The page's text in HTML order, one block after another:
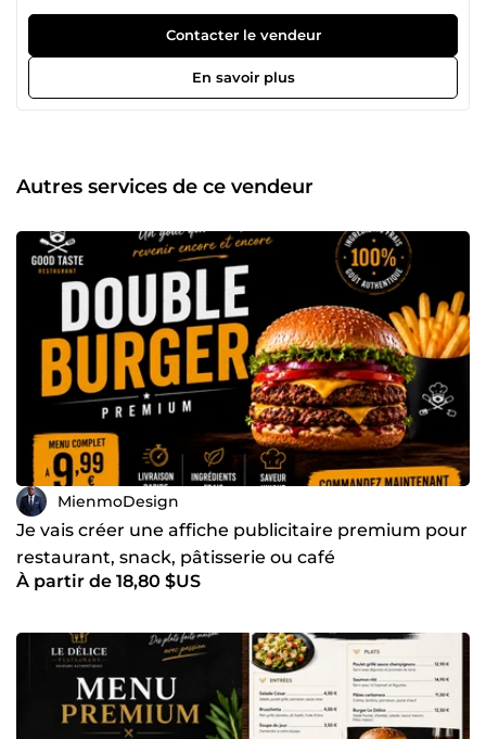
promotionnelles IA pour entreprises, restaurants et
commerces. Mon objectif est de transformer vos idées en
visuels percutants qui attirent l’attention, renforcent votre
image et augmentent vos ventes. Avec une approche
créative, rapide et professionnelle, je vous accompagne
Contacter le vendeur
En savoir plus
Autres services de ce vendeur
MienmoDesign
Je vais créer une affiche publicitaire premium pour
restaurant, snack, pâtisserie ou café
À partir de 18,80 $US